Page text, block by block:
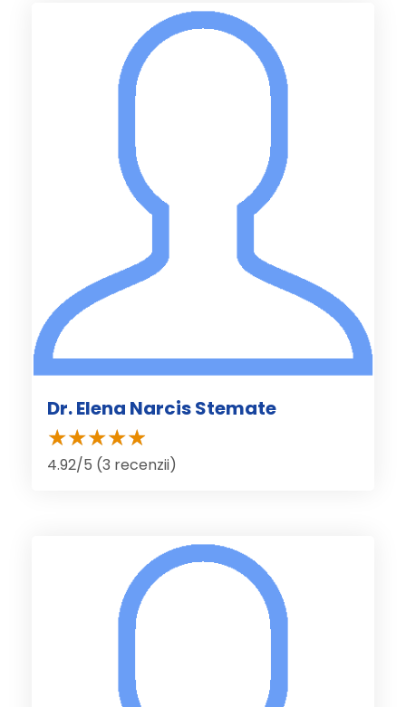
Dr. Elena Narcis Stemate
4.92/5 (3 recenzii)